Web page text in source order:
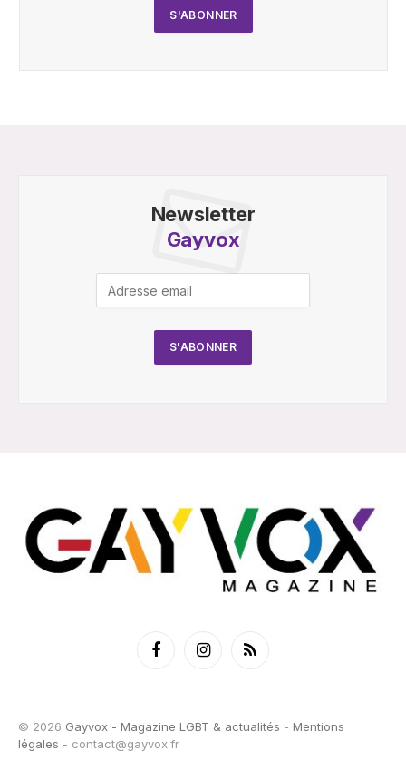
Newsletter
Gayvox
FacebookInstagramRSS
© 2026 Gayvox - Magazine LGBT & actualités - Mentions
légales - contact@gayvox.fr